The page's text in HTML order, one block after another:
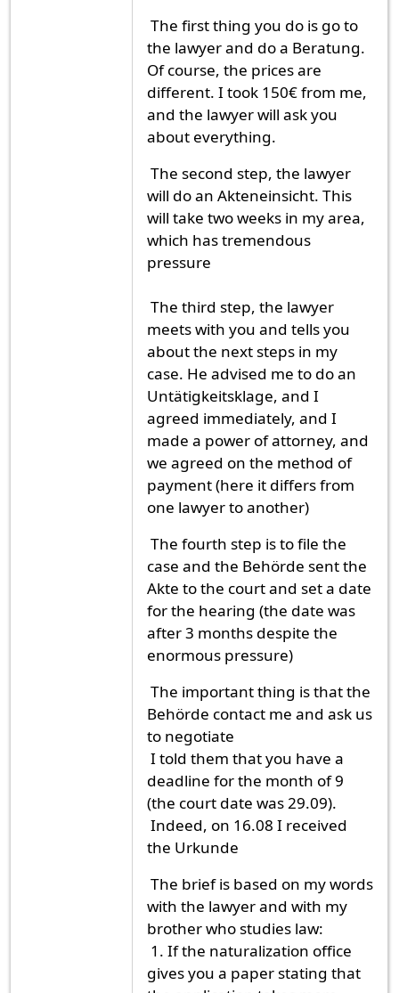
The first thing you do is go to
the lawyer and do a Beratung.
Of course, the prices are
different. I took 150€ from me,
and the lawyer will ask you
about everything.
The second step, the lawyer
will do an Akteneinsicht. This
will take two weeks in my area,
which has tremendous
pressure
The third step, the lawyer
meets with you and tells you
about the next steps in my
case. He advised me to do an
Untätigkeitsklage, and I
agreed immediately, and I
made a power of attorney, and
we agreed on the method of
payment (here it differs from
one lawyer to another)
The fourth step is to file the
case and the Behörde sent the
Akte to the court and set a date
for the hearing (the date was
after 3 months despite the
enormous pressure)
The important thing is that the
Behörde contact me and ask us
to negotiate
I told them that you have a
deadline for the month of 9
(the court date was 29.09).
Indeed, on 16.08 I received
the Urkunde
The brief is based on my words
with the lawyer and with my
brother who studies law:
1. If the naturalization office
gives you a paper stating that